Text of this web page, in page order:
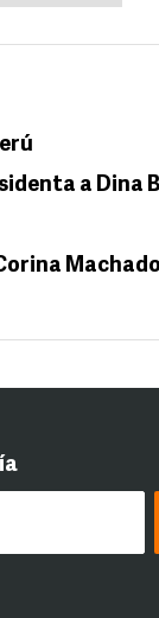
a Dina